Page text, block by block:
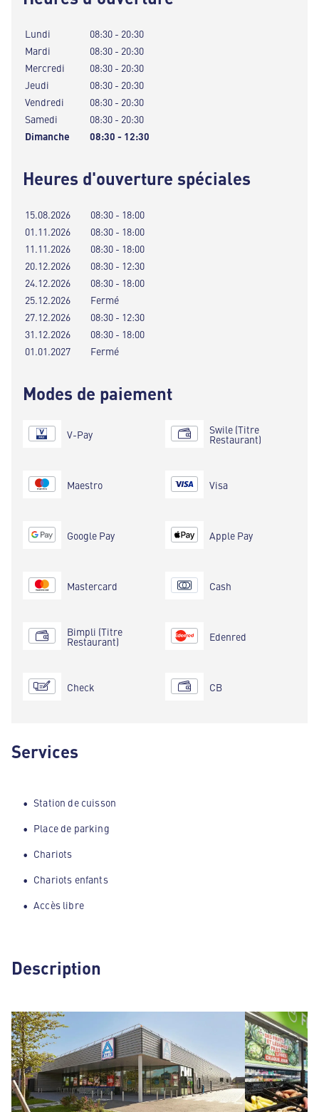
Lundi
08:30 - 20:30
Mardi
08:30 - 20:30
Mercredi
08:30 - 20:30
Jeudi
08:30 - 20:30
Vendredi
08:30 - 20:30
Samedi
08:30 - 20:30
Dimanche
08:30 - 12:30
Heures d'ouverture spéciales
15.08.2026
08:30 - 18:00
01.11.2026
08:30 - 18:00
11.11.2026
08:30 - 18:00
20.12.2026
08:30 - 12:30
24.12.2026
08:30 - 18:00
25.12.2026
Fermé
27.12.2026
08:30 - 12:30
31.12.2026
08:30 - 18:00
01.01.2027
Fermé
Modes de paiement
V-Pay
Maestro
Google Pay
Mastercard
Bimpli (Titre
Restaurant)
Check
Swile (Titre
Restaurant)
Visa
Apple Pay
Cash
Edenred
CB
Services
Station de cuisson
Place de parking
Chariots
Chariots enfants
Accès libre
Description